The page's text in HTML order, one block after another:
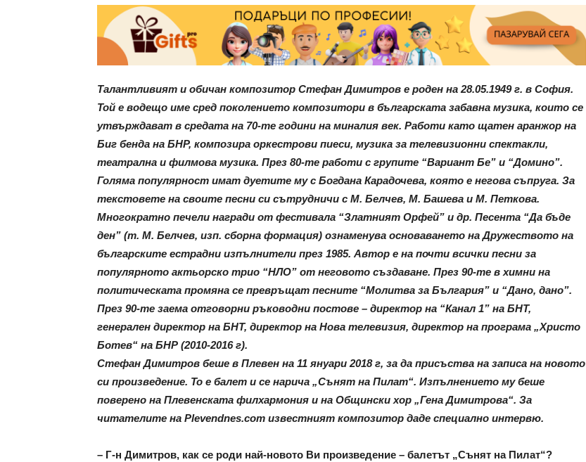
Талантливият и обичан композитор Стефан Димитров е роден на 28.05.1949 г. в София.
Той е водещо име сред поколението композитори в българската забавна музика, които се
утвърждават в средата на 70-те години на миналия век. Работи като щатен аранжор на
Биг бенда на БНР, композира оркестрови пиеси, музика за телевизионни спектакли,
театрална и филмова музика. През 80-те работи с групите “Вариант Бе” и “Домино”.
Голяма популярност имат дуетите му с Богдана Карадочева, която е негова съпруга. За
текстовете на своите песни си сътрудничи с М. Белчев, М. Башева и М. Петкова.
Многократно печели награди от фестивала “Златният Орфей” и др. Песента “Да бъде
ден” (т. М. Белчев, изп. сборна формация) ознаменува основаването на Дружеството на
българските естрадни изпълнители през 1985. Автор е на почти всички песни за
популярното актьорско трио “НЛО” от неговото създаване. През 90-те в химни на
политическата промяна се превръщат песните “Молитва за България” и “Дано, дано”.
През 90-те заема отговорни ръководни постове – директор на “Канал 1” на БНТ,
генерален директор на БНТ, директор на Нова телевизия, директор на програма „Христо
Ботев“ на БНР (2010-2016 г).
Стефан Димитров беше в Плевен на 11 януари 2018 г, за да присъства на записа на новото
си произведение. То е балет и се нарича „Сънят на Пилат“. Изпълнението му беше
поверено на Плевенската филхармония и на Общински хор „Гена Димитрова“. За
читателите на Plevendnes.com известният композитор даде специално интервю.
– Г-н Димитров, как се роди най-новото Ви произведение – балетът „Сънят на Пилат“?